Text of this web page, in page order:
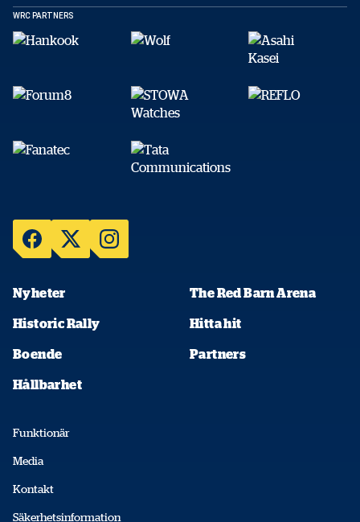
WRC PARTNERS
Nyheter The Red Barn Arena
Historic Rally Hitta hit
Boende Partners
Hållbarhet
Funktionär
Media
Kontakt
Säkerhetsinformation